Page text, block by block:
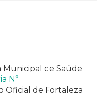
Municipal de Saúde
N°
Oficial de Fortaleza